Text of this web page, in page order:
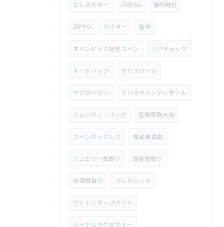
エレキギター OMEGA 懐中時計
ZIPPO ライター 金杯
オリンピック記念コイン ノバチェック
トートバッグ マリスパール
サンローラン クリスチャンディオール
フェンディ―バッグ 生駒買取大吉
コインネックレス 貴金属香取
ジュエリー買取り 現金買取り
お酒買取り ブレスレット
ヴィトンカップセット
シャネルアクセサリー